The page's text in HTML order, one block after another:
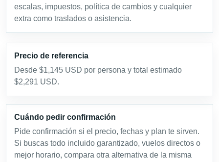
escalas, impuestos, política de cambios y cualquier
extra como traslados o asistencia.
Precio de referencia
Desde $1,145 USD por persona y total estimado
$2,291 USD.
Cuándo pedir confirmación
Pide confirmación si el precio, fechas y plan te sirven.
Si buscas todo incluido garantizado, vuelos directos o
mejor horario, compara otra alternativa de la misma